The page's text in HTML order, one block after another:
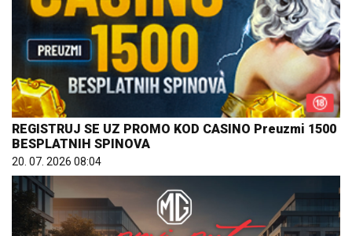
REGISTRUJ SE UZ PROMO KOD CASINO Preuzmi 1500
BESPLATNIH SPINOVA
20. 07. 2026 08:04